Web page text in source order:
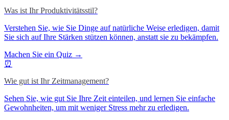
Was ist Ihr Produktivitätsstil?
Verstehen Sie, wie Sie Dinge auf natürliche Weise erledigen, damit
Sie sich auf Ihre Stärken stützen können, anstatt sie zu bekämpfen.
Machen Sie ein Quiz →
⏰
Wie gut ist Ihr Zeitmanagement?
Sehen Sie, wie gut Sie Ihre Zeit einteilen, und lernen Sie einfache
Gewohnheiten, um mit weniger Stress mehr zu erledigen.